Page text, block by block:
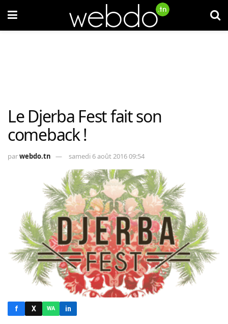
Le Djerba Fest fait son
comeback !
parwebdo.tn samedi 6 août 2016 09:54
f X WA in